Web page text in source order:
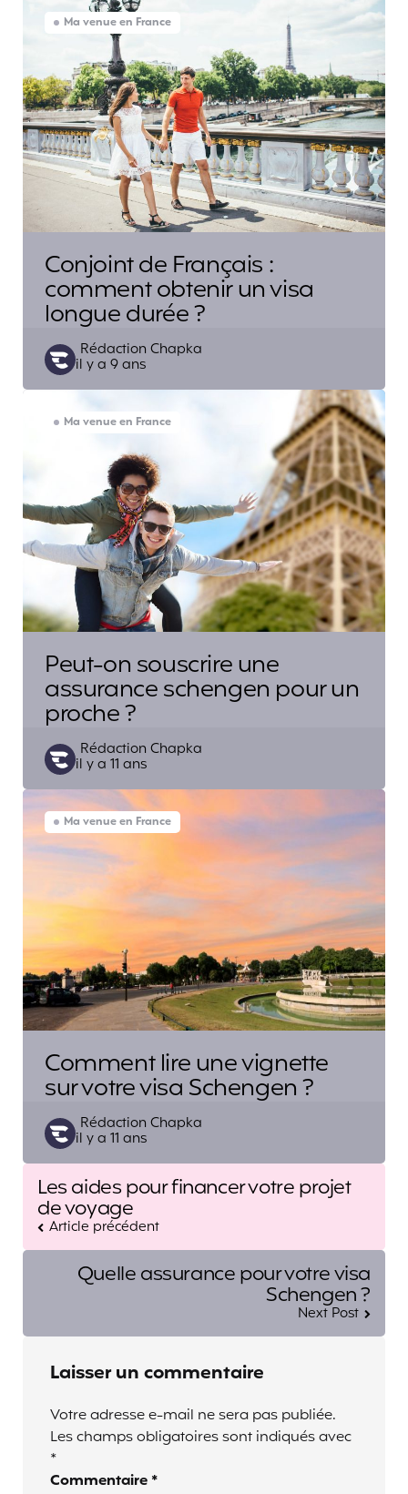
Ma venue en France
Conjoint de Français :
comment obtenir un visa
longue durée ?
Posted
by
Rédaction Chapka
il y a 9 ans
Ma venue en France
Peut-on souscrire une
assurance schengen pour un
proche ?
Posted
by
Rédaction Chapka
il y a 11 ans
Ma venue en France
Comment lire une vignette
sur votre visa Schengen ?
Posted
by
Rédaction Chapka
il y a 11 ans
Post
navigation
Les aides pour financer votre projet
de voyage
Article précédent
Quelle assurance pour votre visa
Schengen ?
Next Post
Laisser un commentaire
Votre adresse e-mail ne sera pas publiée.
Les champs obligatoires sont indiqués avec
*
Commentaire *